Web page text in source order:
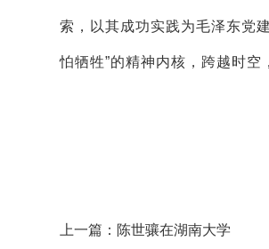
索，以其成功实践为毛泽东党
怕牺牲”的精神内核，跨越时
上一篇：陈世骧在湖南大学